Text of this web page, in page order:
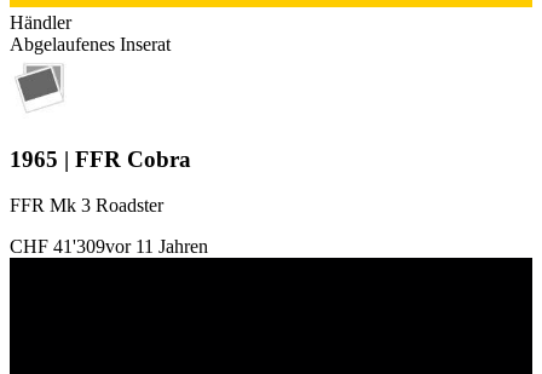
Händler
Abgelaufenes Inserat
1965 | FFR Cobra
FFR Mk 3 Roadster
CHF 41'309vor 11 Jahren